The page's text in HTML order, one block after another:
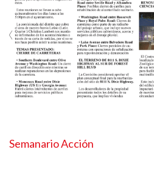
Semanario Acción